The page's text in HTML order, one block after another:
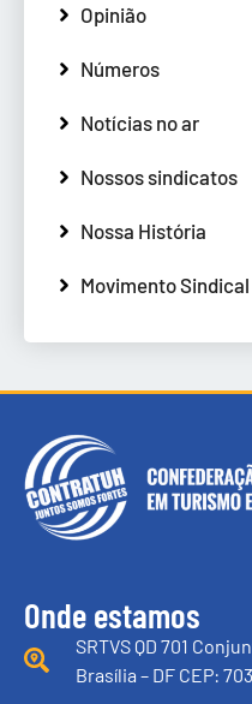
Opinião
Números
Notícias no ar
Nossos sindicatos
Nossa História
Movimento Sindical
Onde estamos
SRTVS QD 701
Brasília – DF CEP: